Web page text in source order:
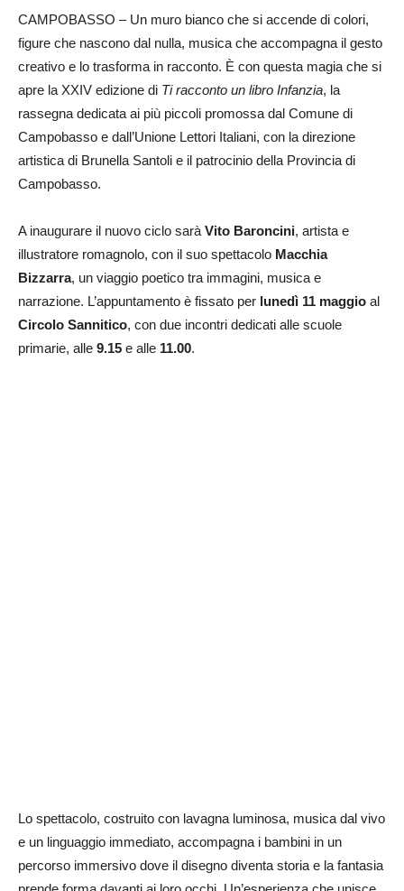
CAMPOBASSO – Un muro bianco che si accende di colori,
figure che nascono dal nulla, musica che accompagna il gesto
creativo e lo trasforma in racconto. È con questa magia che si
apre la XXIV edizione di Ti racconto un libro Infanzia, la
rassegna dedicata ai più piccoli promossa dal Comune di
Campobasso e dall’Unione Lettori Italiani, con la direzione
artistica di Brunella Santoli e il patrocinio della Provincia di
Campobasso.
A inaugurare il nuovo ciclo sarà Vito Baroncini, artista e
illustratore romagnolo, con il suo spettacolo Macchia
Bizzarra, un viaggio poetico tra immagini, musica e
narrazione. L’appuntamento è fissato per lunedì 11 maggio al
Circolo Sannitico, con due incontri dedicati alle scuole
primarie, alle 9.15 e alle 11.00.
Lo spettacolo, costruito con lavagna luminosa, musica dal vivo
e un linguaggio immediato, accompagna i bambini in un
percorso immersivo dove il disegno diventa storia e la fantasia